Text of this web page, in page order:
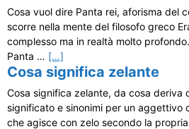
Cosa vuol dire Panta rei, aforisma del
scorre nella mente del filosofo greco
complesso ma in realtà molto
Panta … […]
Cosa significa zelante
Cosa significa zelante, da cosa deriva
significato e sinonimi per un aggettivo
che agisce con zelo secondo la